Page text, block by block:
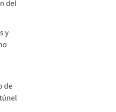
del
y
de